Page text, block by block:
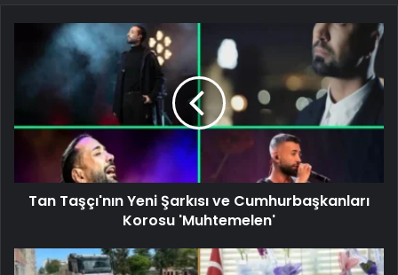
Tan Taşçı'nın Yeni Şarkısı ve Cumhurbaşkanları
Korosu 'Muhtemelen'